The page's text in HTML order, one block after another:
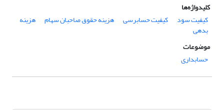
کلیدواژه‌ها
کیفیت سود
کیفیت حسابرسی هزینه حقوق صاحبان سهام هزینه
بدهی
موضوعات
حسابداری